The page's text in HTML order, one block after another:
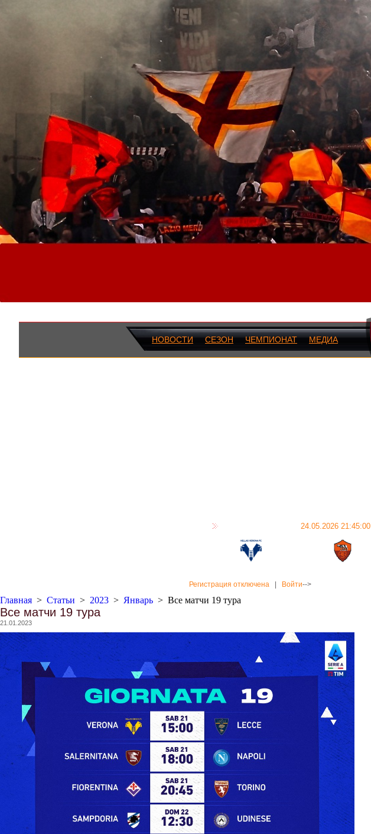
НОВОСТИ СЕЗОН ЧЕМПИОНАТ МЕДИА
24.05.2026 21:45:00
Регистрация отключена Войти-->
Главная > Статьи > 2023 > Январь > Все матчи 19 тура
Все матчи 19 тура
21.01.2023